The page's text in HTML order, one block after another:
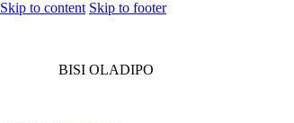
Skip to content Skip to footer
BISI OLADIPO